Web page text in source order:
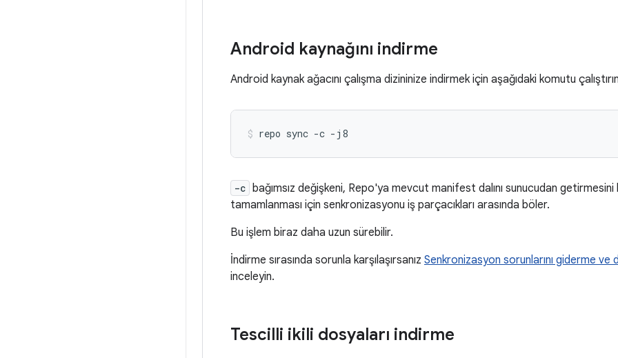
Android kaynağını indirme
Android kaynak ağacını çalışma dizininize indirmek için aşağıdaki komutu
repo sync -c -j8
-c bağımsız değişkeni, Repo'ya mevcut manifest dalını sunucudan
tamamlanması için senkronizasyonu iş parçacıkları arasında böler.
Bu işlem biraz daha uzun sürebilir.
İndirme sırasında sorunla karşılaşırsanız Senkronizasyon sorunlarını giderme ve
inceleyin.
Tescilli ikili dosyaları indirme